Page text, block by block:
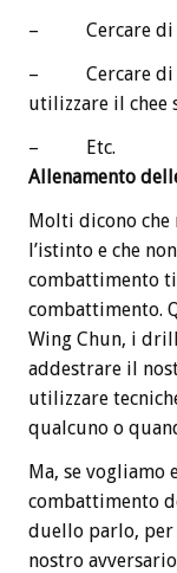
– Cercare di
– Cercare di
utilizzare il chee
– Etc.
Allenamento
Molti dicono che
l’istinto e che
combattimento
combattimento.
Wing Chun, i
addestrare il
utilizzare
qualcuno o
Ma, se vogliamo
combattimento
duello parlo, per
nostro